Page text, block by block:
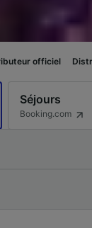
Distributeur officiel
Séjours
Booking.com